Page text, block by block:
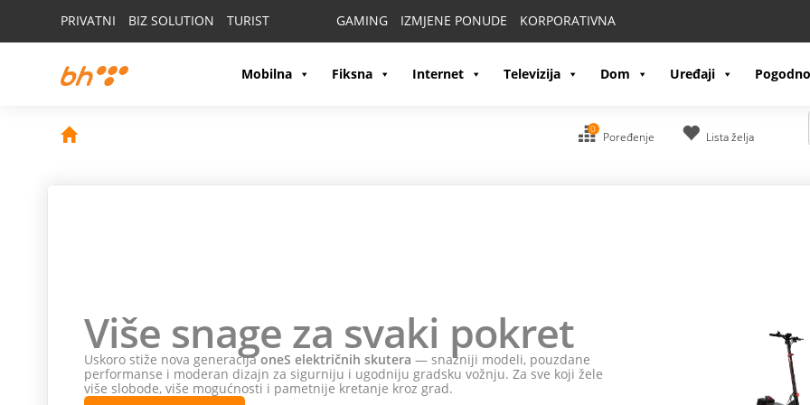
PRIVATNI BIZ SOLUTION TURIST GAMING IZMJENE PONUDE KORPORATIVNA
Mobilna Fiksna Internet Televizija Dom Uređaji
0
Poređenje Lista želja
Više snage za svaki pokret
Uskoro stiže nova generacijaoneS električnih skutera — snažniji modeli, pouzdane
performanse i moderan dizajn za sigurniju i ugodniju gradsku vožnju. Za sve koji žele
više slobode, više mogućnosti i pametnije kretanje kroz grad.